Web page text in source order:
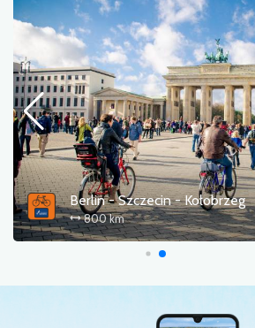
Stary Kolejowy Szlak (R15)
197 km